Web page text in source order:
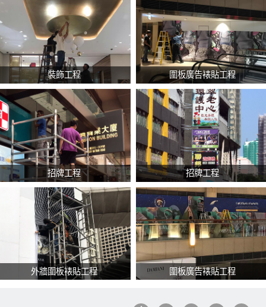
裝飾工程 圍板廣告裱貼工程
招牌工程 招牌工程
外牆圍板裱貼工程 圍板廣告裱貼工程